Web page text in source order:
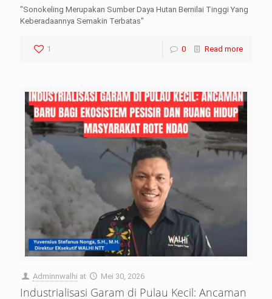
"Sonokeling Merupakan Sumber Daya Hutan Bernilai Tinggi Yang
Keberadaannya Semakin Terbatas"
1 0 Read more
Adminnwalhi at Mei 30, 2026
Industrialisasi Garam di Pulau Kecil: Ancaman